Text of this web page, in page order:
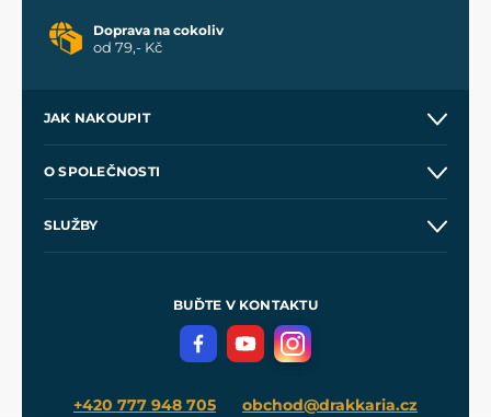
Doprava na cokoliv
od 79,- Kč
JAK NAKOUPIT
Velkoobchod
O SPOLEČNOSTI
SLUŽBY
Meče pro Kingdom Come
BUĎTE V KONTAKTU
+420 777 948 705 obchod@drakkaria.cz